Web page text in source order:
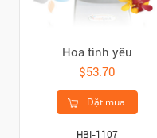
Hoa tình yêu
$53.70
Đặt mua
HBI-1107